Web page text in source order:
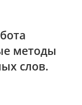
методы
слов.